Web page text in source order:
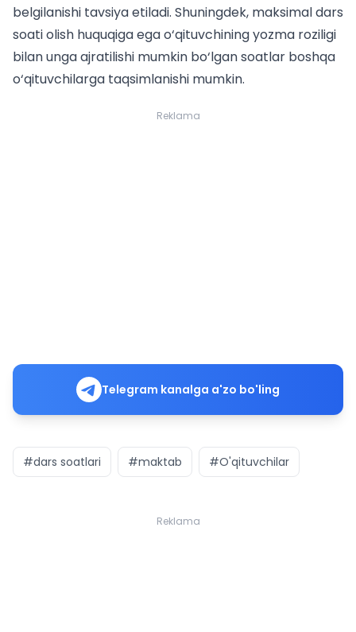
belgilanishi tavsiya etiladi. Shuningdek, maksimal dars
soati olish huquqiga ega o‘qituvchining yozma roziligi
bilan unga ajratilishi mumkin bo‘lgan soatlar boshqa
o‘qituvchilarga taqsimlanishi mumkin.
Reklama
Telegram kanalga a'zo bo'ling
#dars soatlari #maktab #O'qituvchilar
Reklama